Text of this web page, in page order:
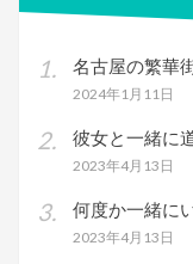
名古屋の繁華
2024年1月11日
彼女と一緒に
2023年4月13日
何度か一緒に
2023年4月13日